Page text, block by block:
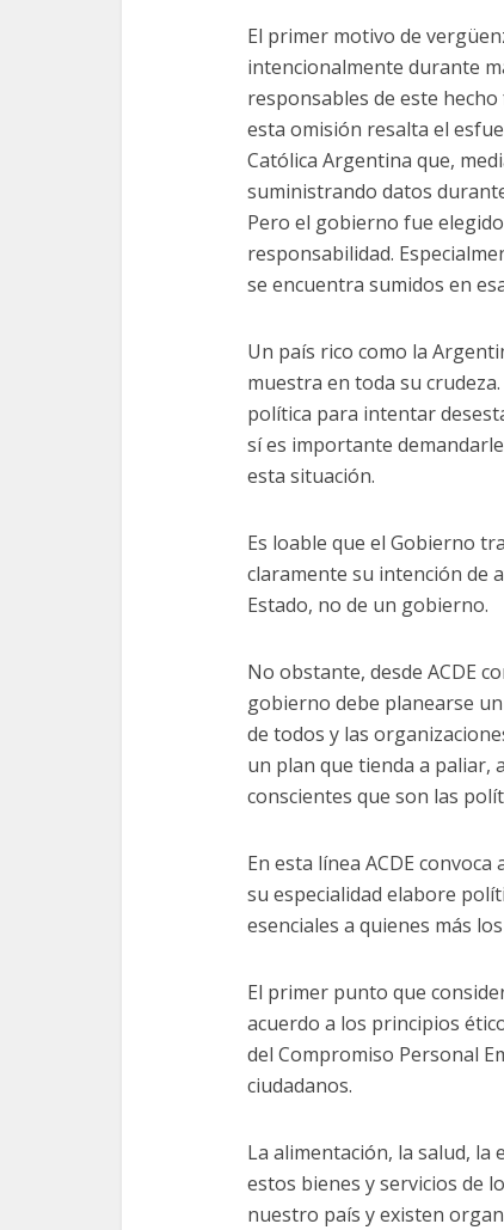
El primer motivo de
intencionalmente durante
responsables de este
esta omisión resalta el
Católica Argentina que,
suministrando datos
Pero el gobierno fue
responsabilidad.
se encuentra sumidos en
Un país rico como la
muestra en toda su
política para intentar
sí es importante
esta situación.
Es loable que el Gobierno
claramente su intención de
Estado, no de un gobierno.
No obstante, desde ACDE
gobierno debe planearse
de todos y las
un plan que tienda a paliar,
conscientes que son las
En esta línea ACDE
su especialidad elabore
esenciales a quienes más
El primer punto que
acuerdo a los principios
del Compromiso Personal
ciudadanos.
La alimentación, la salud, la
estos bienes y servicios de
nuestro país y existen